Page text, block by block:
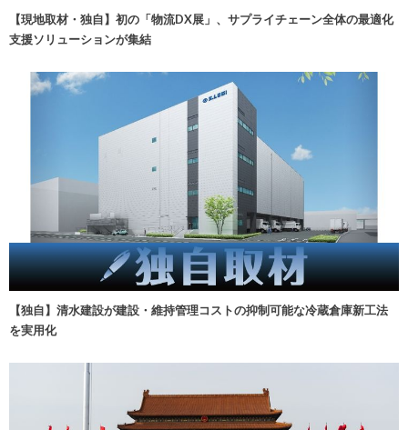
【現地取材・独自】初の「物流DX展」、サプライチェーン全体の最適化
支援ソリューションが集結
【独自】清水建設が建設・維持管理コストの抑制可能な冷蔵倉庫新工法
を実用化